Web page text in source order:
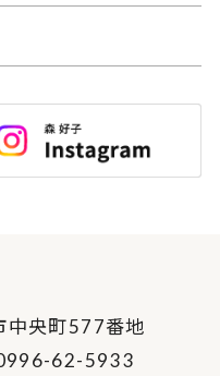
中央町577番地
62-5933